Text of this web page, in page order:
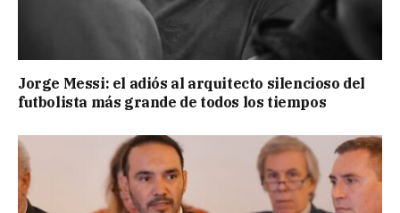
Jorge Messi: el adiós al arquitecto silencioso del
futbolista más grande de todos los tiempos